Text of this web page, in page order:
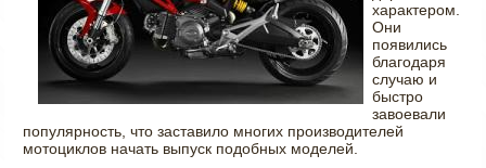
характером.
Они
появились
благодаря
случаю и
быстро
завоевали
популярность, что заставило многих производителей
мотоциклов начать выпуск подобных моделей.